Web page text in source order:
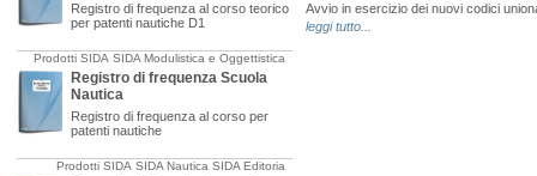
Registro di frequenza al corso teorico
per patenti nautiche D1
Prodotti SIDA SIDA Modulistica e Oggettistica
Registro di frequenza Scuola
Nautica
Registro di frequenza al corso per
patenti nautiche
Prodotti SIDA SIDA Nautica SIDA Editoria
Avvio in esercizio dei nuovi codici
leggi tutto...